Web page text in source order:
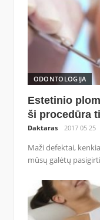
ODONTOLOGIJA
Estetinio
ši procedūra
Daktaras 2017 05 25
Maži defektai,
mūsų galėtų